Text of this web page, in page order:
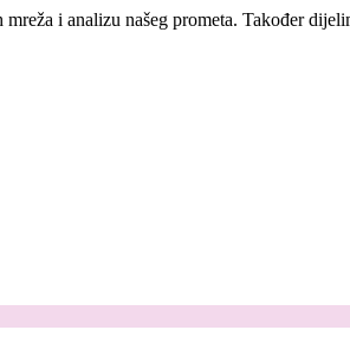
i analizu našeg prometa. Također